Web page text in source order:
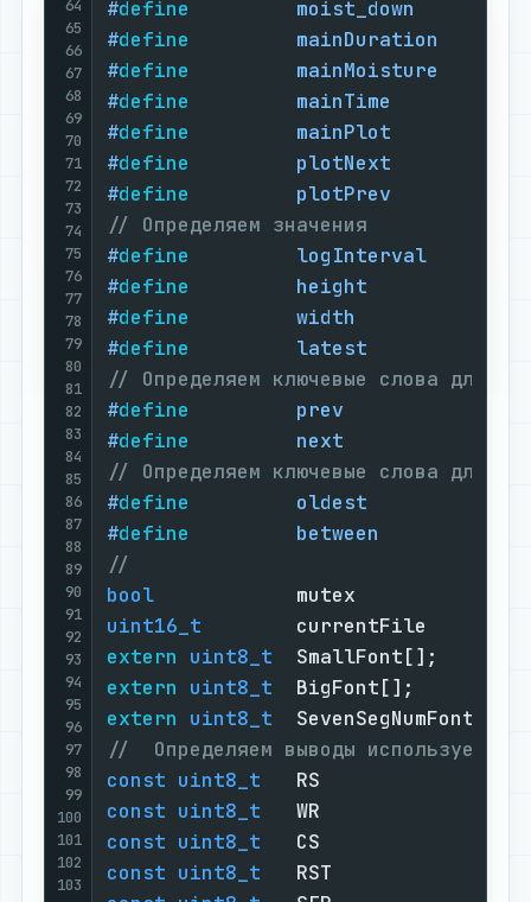
64
65
66
67
68
69
70
71
72
73
74
75
76
77
78
79
80
81
82
83
84
85
86
87
88
89
90
91
92
93
94
95
96
97
98
99
100
101
102
103
#define
#define
#define
#define
#define
#define
#define
// Определяем значения
#define
#define
height
#define
width
#define
// Определяем ключевые слова для
#define
prev
#define
next
// Определяем ключевые слова для
#define
#define
//
bool
mutex
uint16_t
currentFile
extern uint8_t
extern uint8_t
extern uint8_t
//  Определяем выводы используемые
const uint8_t
RS
const uint8_t
WR
const uint8_t
CS
const uint8_t
RST